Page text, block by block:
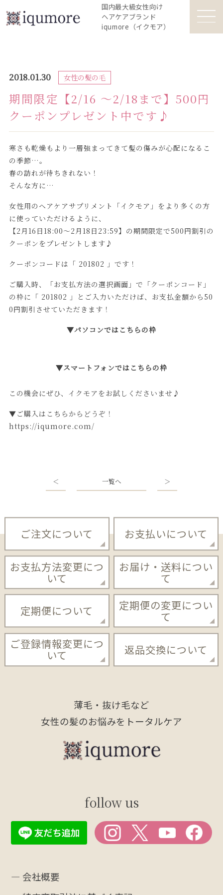
国内最大級女性向け
ヘアケアブランド
iqumore（イクモア）
2018.01.30 女性の髪の毛
期間限定【2/16 ～2/18まで】500円
クーポンプレゼント中です♪
寒さも乾燥もより一層強まってきて髪の傷みが心配になるこ
の季節…。
春の訪れが待ちきれない！
そんな方に…
女性用のヘアケアサプリメント「イクモア」をより多くの方
に使っていただけるように、
【2月16日18:00～2月18日23:59】の期間限定で500円割引の
クーポンをプレゼントします♪
クーポンコードは「 201802 」です！
ご購入時、「お支払方法の選択画面」で「クーポンコード」
の枠に「 201802 」とご入力いただけば、お支払金額から50
0円割引させていただきます！
▼パソコンではこちらの枠
▼スマートフォンではこちらの枠
この機会にぜひ、イクモアをお試しくださいませ♪
▼ご購入はこちらからどうぞ！
https://iqumore.com/
＜ 一覧へ ＞
ご注文について お支払いについて
お支払方法変更につ
いて
お届け・送料につい
て
定期便について 定期便の変更につい
て
ご登録情報変更につ
いて 返品交換について
薄毛・抜け毛など
女性の髪のお悩みをトータルケア
follow us
― 会社概要